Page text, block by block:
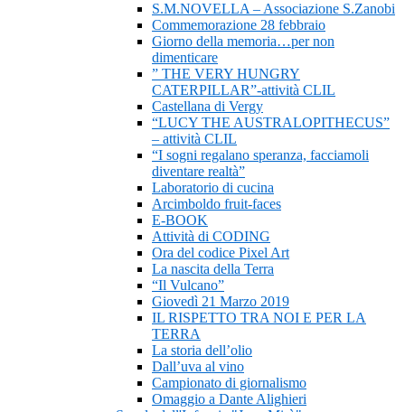
S.M.NOVELLA – Associazione S.Zanobi
Commemorazione 28 febbraio
Giorno della memoria…per non
dimenticare
” THE VERY HUNGRY
CATERPILLAR”-attività CLIL
Castellana di Vergy
“LUCY THE AUSTRALOPITHECUS”
– attività CLIL
“I sogni regalano speranza, facciamoli
diventare realtà”
Laboratorio di cucina
Arcimboldo fruit-faces
E-BOOK
Attività di CODING
Ora del codice Pixel Art
La nascita della Terra
“Il Vulcano”
Giovedì 21 Marzo 2019
IL RISPETTO TRA NOI E PER LA
TERRA
La storia dell’olio
Dall’uva al vino
Campionato di giornalismo
Omaggio a Dante Alighieri